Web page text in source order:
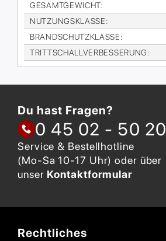
GE­SAMT­GE­WICHT:
NUT­ZUNGS­KLAS­SE:
BRAND­SCHUTZ­KLAS­SE:
TRITT­SCHALL­VER­BES­SE­RUNG:
Du hast Fragen?
0 45 02 - 50 20
Service & Bestellhotline
(Mo-Sa 10-17 Uhr) oder über
unser Kontaktformular
Rechtliches